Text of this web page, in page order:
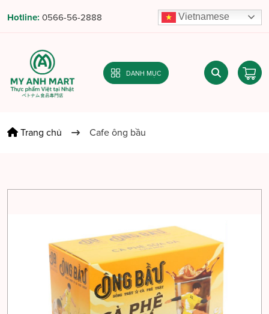
Hotline: 0566-56-2888 Vietnamese
DANH MỤC
Trang chủ Cafe ông bầu